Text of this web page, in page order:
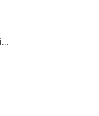
CET de Técnico/a Especialista em Comércio Internacional (Nível 5)